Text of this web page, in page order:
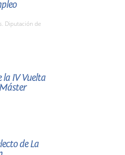
Diputación de
la IV Vuelta
de La